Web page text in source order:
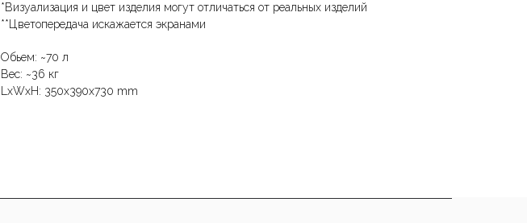
*Визуализация и цвет изделия могут отличаться от реальных изделий
**Цветопередача искажается экранами
Обьем: ~70 л
Вес: ~36 кг
LxWxH: 350x390x730 mm